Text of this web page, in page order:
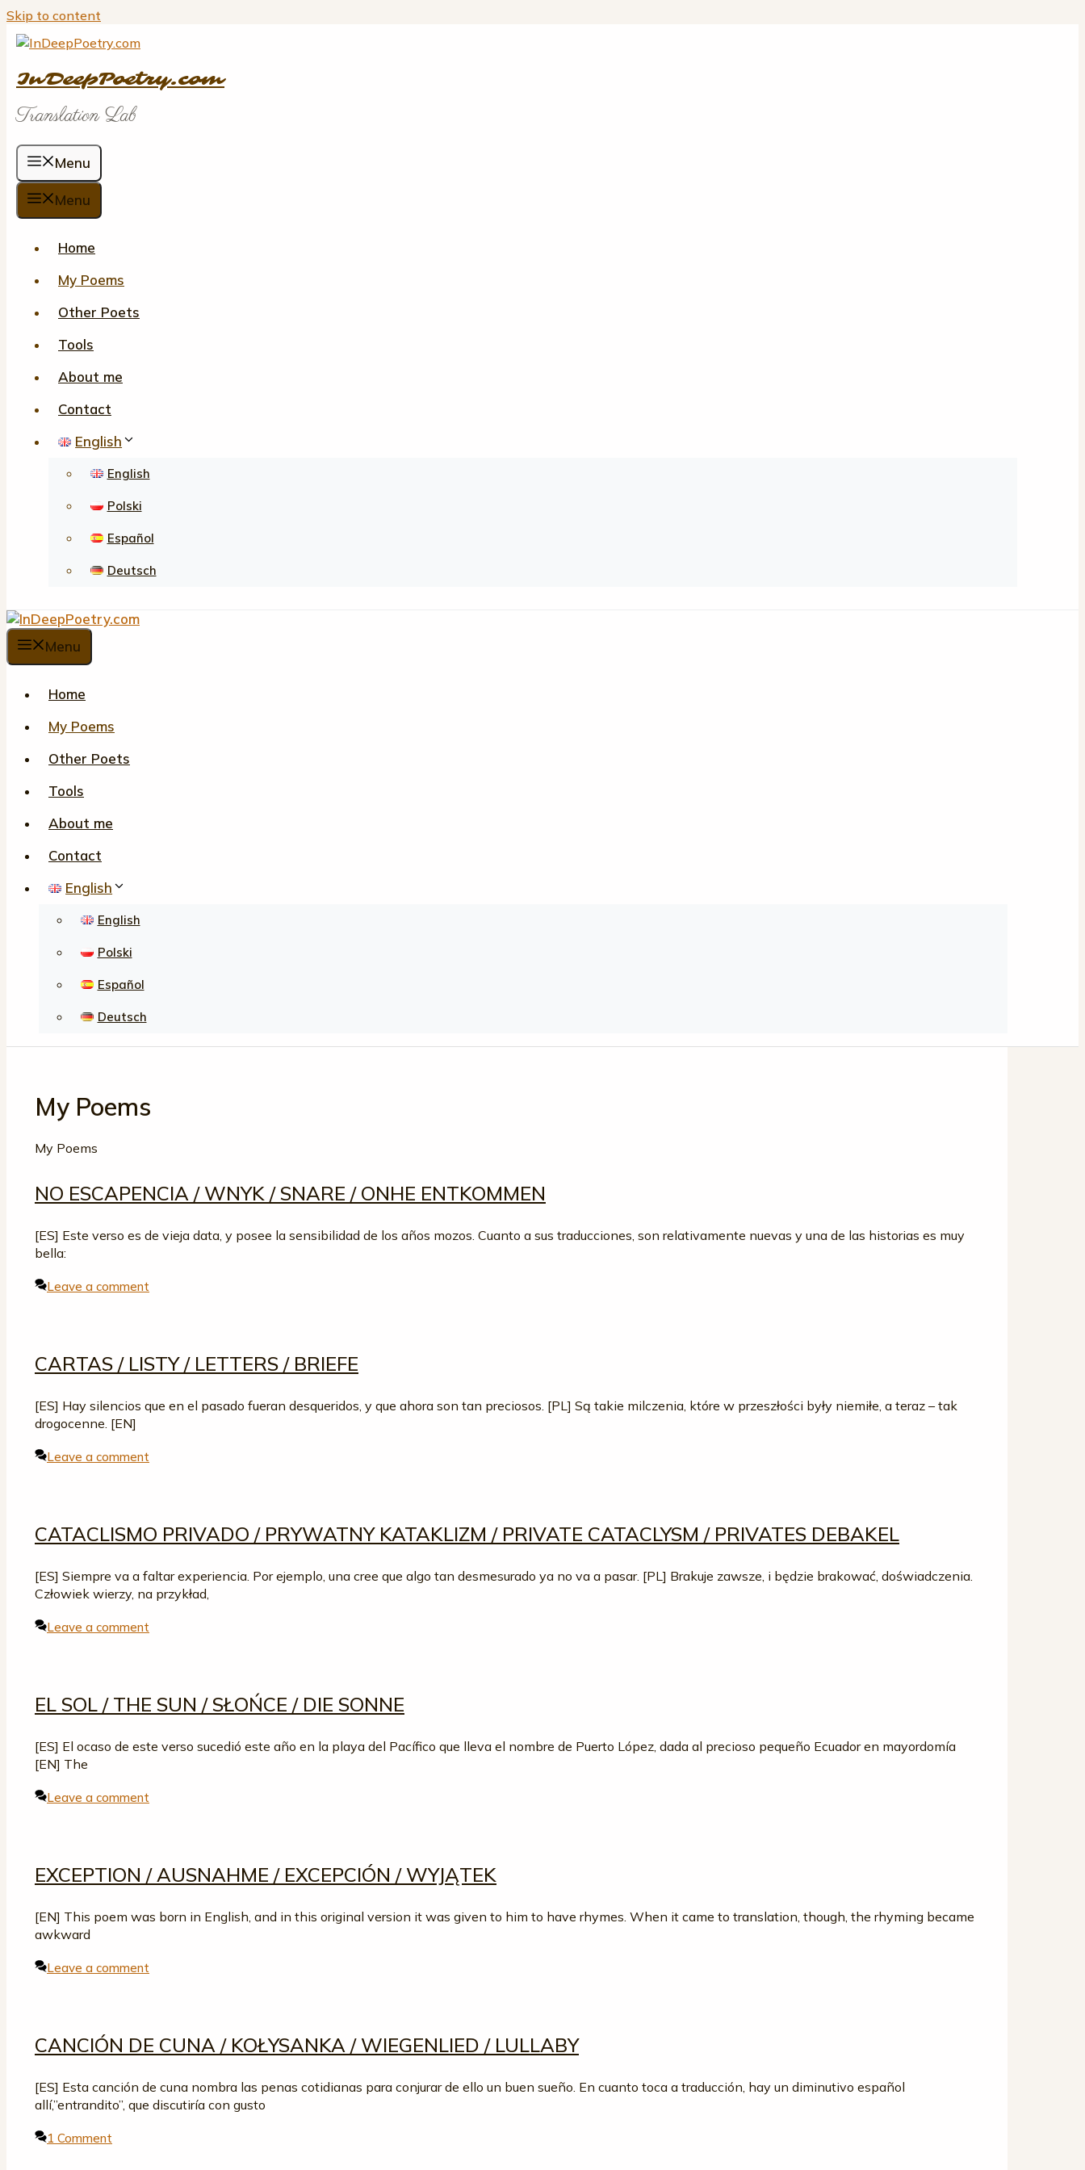
Skip to content
InDeepPoetry.com
Translation Lab
Menu
Menu
Home
My Poems
Other Poets
Tools
About me
Contact
English
English
Polski
Español
Deutsch
Menu
Home
My Poems
Other Poets
Tools
About me
Contact
English
English
Polski
Español
Deutsch
My Poems
My Poems
NO ESCAPENCIA / WNYK / SNARE / ONHE ENTKOMMEN
[ES] Este verso es de vieja data, y posee la sensibilidad de los años mozos. Cuanto a sus traducciones, son relativamente nuevas y una de las historias es muy
bella:
Leave a comment
CARTAS / LISTY / LETTERS / BRIEFE
[ES] Hay silencios que en el pasado fueran desqueridos, y que ahora son tan preciosos. [PL] Są takie milczenia, które w przeszłości były niemiłe, a teraz – tak
drogocenne. [EN]
Leave a comment
CATACLISMO PRIVADO / PRYWATNY KATAKLIZM / PRIVATE CATACLYSM / PRIVATES DEBAKEL
[ES] Siempre va a faltar experiencia. Por ejemplo, una cree que algo tan desmesurado ya no va a pasar. [PL] Brakuje zawsze, i będzie brakować, doświadczenia.
Człowiek wierzy, na przykład,
Leave a comment
EL SOL / THE SUN / SŁOŃCE / DIE SONNE
[ES] El ocaso de este verso sucedió este año en la playa del Pacífico que lleva el nombre de Puerto López, dada al precioso pequeño Ecuador en mayordomía
[EN] The
Leave a comment
EXCEPTION / AUSNAHME / EXCEPCIÓN / WYJĄTEK
[EN] This poem was born in English, and in this original version it was given to him to have rhymes. When it came to translation, though, the rhyming became
awkward
Leave a comment
CANCIÓN DE CUNA / KOŁYSANKA / WIEGENLIED / LULLABY
[ES] Esta canción de cuna nombra las penas cotidianas para conjurar de ello un buen sueño. En cuanto toca a traducción, hay un diminutivo español
allí,”entrandito”, que discutiría con gusto
1 Comment